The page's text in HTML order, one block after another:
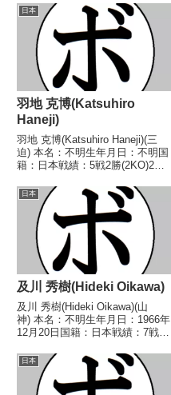
日本
羽地 克博(Katsuhiro
Haneji)
羽地 克博(Katsuhiro Haneji)(三
迫) 本名：不明生年月日：不明国
籍：日本戦績：5戦2勝(2KO)2敗1
歴】1983/05/26 ○1RKO バッ
カス 淳吉(高村)1983/07/09
○1RK...
日本
及川 秀樹(Hideki Oikawa)
及川 秀樹(Hideki Oikawa)(山
神) 本名：不明生年月日：1966年
12月20日国籍：日本戦績：7戦3
なし 【戦歴】1985/04/22
●1RKO 安間 猛(上福
岡)1986/06/27 ...
日本